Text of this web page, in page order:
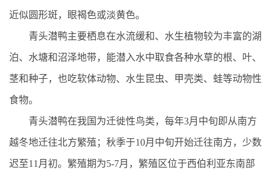
近似圆形斑，眼褐色或淡黄色。
青头潜鸭主要栖息在水流缓和、水生植物较为丰富的湖
泊、水塘和沼泽地带，能潜入水中取食各种水草的根、叶、
茎和种子，也吃软体动物、水生昆虫、甲壳类、蛙等动物性
食物。
青头潜鸭在我国为迁徙性鸟类，每年3月中旬即从南方
越冬地迁往北方繁殖；秋季于10月中旬开始迁往南方，少数
迟至11月初。繁殖期为5-7月，繁殖区位于西伯利亚东南部